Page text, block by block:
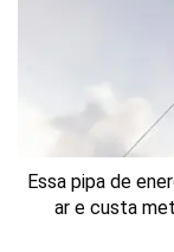
Essa pipa de
ar e custa